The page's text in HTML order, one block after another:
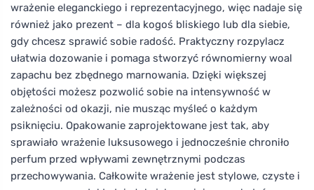
wrażenie eleganckiego i reprezentacyjnego, więc nadaje się
również jako prezent – dla kogoś bliskiego lub dla siebie,
gdy chcesz sprawić sobie radość. Praktyczny rozpylacz
ułatwia dozowanie i pomaga stworzyć równomierny woal
zapachu bez zbędnego marnowania. Dzięki większej
objętości możesz pozwolić sobie na intensywność w
zależności od okazji, nie musząc myśleć o każdym
psiknięciu. Opakowanie zaprojektowane jest tak, aby
sprawiało wrażenie luksusowego i jednocześnie chroniło
perfum przed wpływami zewnętrznymi podczas
przechowywania. Całkowite wrażenie jest stylowe, czyste i